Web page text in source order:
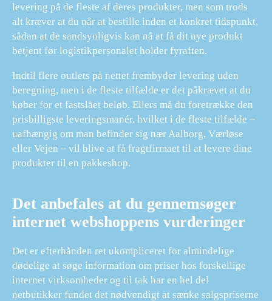
levering på de fleste af deres produkter, men som trods
alt kræver at du når at bestille inden et konkret tidspunkt,
sådan at de sandsynligvis kan nå at få dit nye produkt
betjent før logistikpersonalet holder fyraften.
Indtil flere outlets på nettet frembyder levering uden
beregning, men i de fleste tilfælde er det påkrævet at du
køber for et fastslået beløb. Ellers må du foretrække den
prisbilligste leveringsmanér, hvilket i de fleste tilfælde –
uafhængig om man befinder sig nær Aalborg, Værløse
eller Vejen – vil blive at få fragtfirmaet til at levere dine
produkter til en pakkeshop.
Det anbefales at du gennemsøger
internet webshoppens vurderinger
Det er efterhånden ret ukompliceret for almindelige
dødelige at søge information om priser hos forskellige
internet virksomheder og til tak har en hel del
netbutikker fundet det nødvendigt at sænke salgspriserne